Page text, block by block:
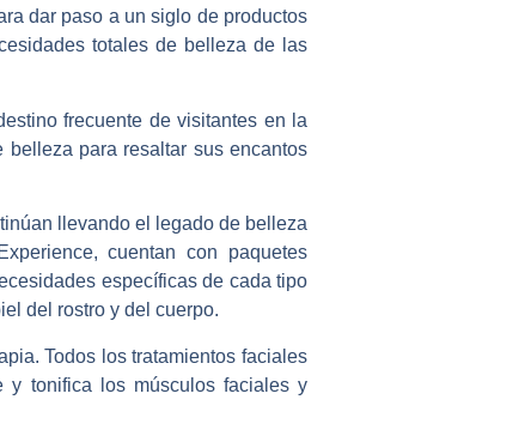
dar paso a un siglo de productos
totales de belleza de las
frecuente de visitantes en la
para resaltar sus encantos
llevando el legado de belleza
, cuentan con paquetes
específicas de cada tipo
del rostro y del cuerpo.
Todos los tratamientos faciales
y tonifica los músculos faciales y